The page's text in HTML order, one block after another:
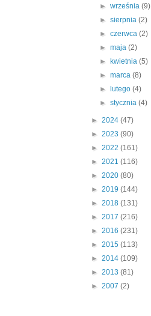
►września(9)
►sierpnia(2)
►czerwca(2)
►maja(2)
►
kwietnia(5)
►marca(8)
►
lutego(4)
►stycznia(4)
► 2024 (47)
► 2023 (90)
► 2022 (161)
► 2021 (116)
► 2020 (80)
► 2019 (144)
► 2018 (131)
► 2017 (216)
► 2016 (231)
► 2015 (113)
► 2014 (109)
► 2013 (81)
► 2007 (2)